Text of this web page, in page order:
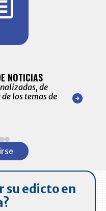
NOTICIAS
de
los temas de
de las
su edicto en